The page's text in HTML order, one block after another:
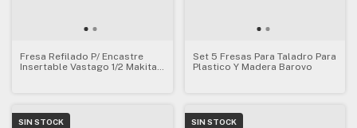
Fresa Refilado P/ Encastre
Insertable Vastago 1/2 Makita
Set 5 Fresas Para Taladro Para
Plastico Y Madera Barovo
SIN STOCK SIN STOCK